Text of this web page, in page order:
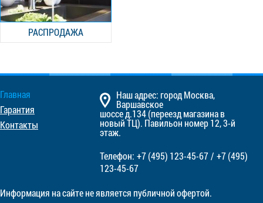
РАСПРОДАЖА
Главная
Гарантия
Контакты
Наш адрес: город Москва,
Варшавское
шоссе д.134 (переезд магазина в
новый ТЦ). Павильон номер 12, 3-й
этаж.
Телефон: +7 (495) 123-45-67/ +7 (495)
123-45-67
Информация на сайте не является публичной офертой.